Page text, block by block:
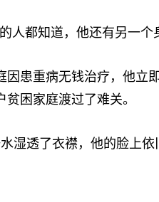
都知道，他还有另一个
患重病无钱治疗，他立
困家庭渡过了难关。
了衣襟，他的脸上依